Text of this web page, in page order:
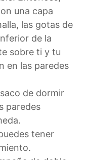
una capa
las gotas de
de la
sobre ti y tu
en las paredes
de dormir
paredes
tener